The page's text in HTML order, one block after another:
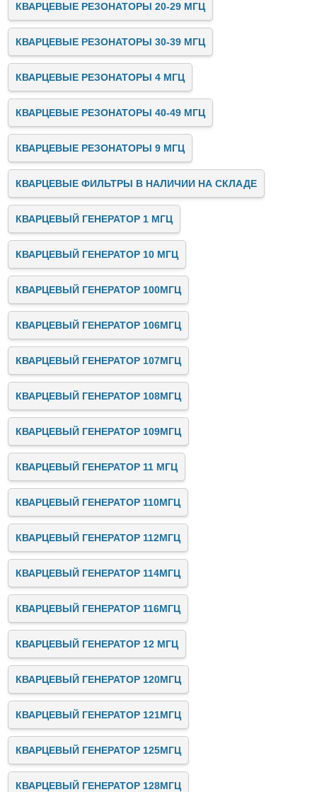
КВАРЦЕВЫЕ РЕЗОНАТОРЫ 20-29 МГЦ
КВАРЦЕВЫЕ РЕЗОНАТОРЫ 30-39 МГЦ
КВАРЦЕВЫЕ РЕЗОНАТОРЫ 4 МГЦ
КВАРЦЕВЫЕ РЕЗОНАТОРЫ 40-49 МГЦ
КВАРЦЕВЫЕ РЕЗОНАТОРЫ 9 МГЦ
КВАРЦЕВЫЕ ФИЛЬТРЫ В НАЛИЧИИ НА СКЛАДЕ
КВАРЦЕВЫЙ ГЕНЕРАТОР 1 МГЦ
КВАРЦЕВЫЙ ГЕНЕРАТОР 10 МГЦ
КВАРЦЕВЫЙ ГЕНЕРАТОР 100МГЦ
КВАРЦЕВЫЙ ГЕНЕРАТОР 106МГЦ
КВАРЦЕВЫЙ ГЕНЕРАТОР 107МГЦ
КВАРЦЕВЫЙ ГЕНЕРАТОР 108МГЦ
КВАРЦЕВЫЙ ГЕНЕРАТОР 109МГЦ
КВАРЦЕВЫЙ ГЕНЕРАТОР 11 МГЦ
КВАРЦЕВЫЙ ГЕНЕРАТОР 110МГЦ
КВАРЦЕВЫЙ ГЕНЕРАТОР 112МГЦ
КВАРЦЕВЫЙ ГЕНЕРАТОР 114МГЦ
КВАРЦЕВЫЙ ГЕНЕРАТОР 116МГЦ
КВАРЦЕВЫЙ ГЕНЕРАТОР 12 МГЦ
КВАРЦЕВЫЙ ГЕНЕРАТОР 120МГЦ
КВАРЦЕВЫЙ ГЕНЕРАТОР 121МГЦ
КВАРЦЕВЫЙ ГЕНЕРАТОР 125МГЦ
КВАРЦЕВЫЙ ГЕНЕРАТОР 128МГЦ